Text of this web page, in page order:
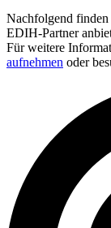
Nachfolgend finden
EDIH-Partner
Für weitere
aufnehmen oder